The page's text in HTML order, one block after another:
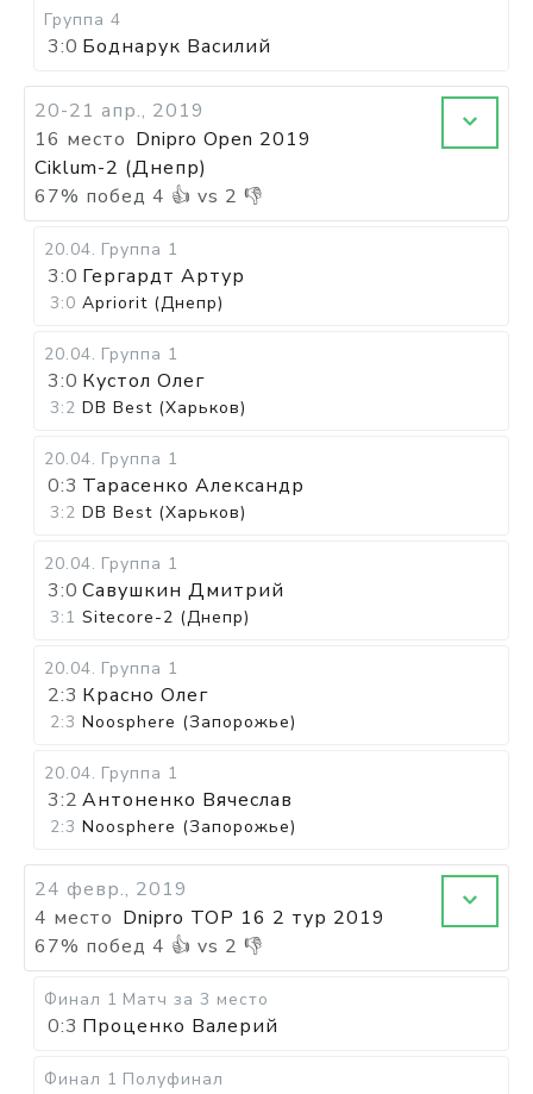
Группа 4
3:0 Боднарук Василий
20-21 апр., 2019
16 место Dnipro Open 2019
Ciklum-2 (Днепр)
67% побед 4 👍 vs 2 👎
20.04. Группа 1
3:0 Гергардт Артур
3:0 Apriorit (Днепр)
20.04. Группа 1
3:0 Кустол Олег
3:2 DB Best (Харьков)
20.04. Группа 1
0:3 Тарасенко Александр
3:2 DB Best (Харьков)
20.04. Группа 1
3:0 Савушкин Дмитрий
3:1 Sitecore-2 (Днепр)
20.04. Группа 1
2:3 Красно Олег
2:3 Noosphere (Запорожье)
20.04. Группа 1
3:2 Антоненко Вячеслав
2:3 Noosphere (Запорожье)
24 февр., 2019
4 место Dnipro TOP 16 2 тур 2019
67% побед 4 👍 vs 2 👎
Финал 1 Матч за 3 место
0:3 Проценко Валерий
Финал 1 Полуфинал